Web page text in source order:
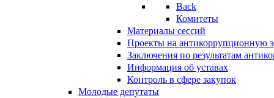
Back
Комитеты
Материалы сессий
Проекты на антикоррупционную
Заключения по результатам
Информация об уставах
Контроль в сфере закупок
Молодые депутаты